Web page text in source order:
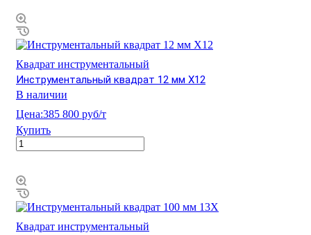
Квадрат инструментальный
Инструментальный квадрат 12 мм Х12
В наличии
Цена:385 800 руб/т
Купить
Квадрат инструментальный